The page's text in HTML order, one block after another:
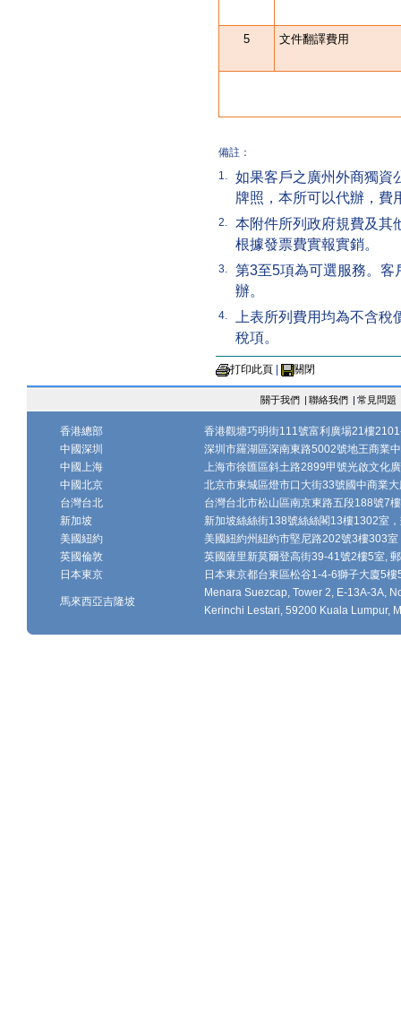
5 文件翻譯費用
備註：
1.
如果客戶之廣州外商獨資
牌照，本所可以代辦，費
2.
本附件所列政府規費及其
根據發票費實報實銷。
3.
第3至5項為可選服務。客
辦。
4.
上表所列費用均為不含
稅項。
打印此頁 關閉
關于我們 | 聯絡我們 | 常見問題
香港總部
香港觀塘巧明街111號富利廣場21樓
中國深圳
深圳市羅湖區深南東路5002號地王商業
中國上海
上海市徐匯區斜土路2899甲號光啟文化
中國北京
北京市東城區燈市口大街33號國中商業
台灣台北
台灣台北市松山區南京東路五段188號7
新加坡
新加坡絲絲街138號絲絲閣13樓1302室
美國紐約
美國紐約州紐約市堅尼路202號3樓303
英國倫敦
英國薩里新莫爾登高街39-41號2樓5室,
日本東京
日本東京都台東區松谷1-4-6獅子大廈5
馬來西亞吉隆坡
Menara Suezcap, Tower 2, E-13A-3A,
Kerinchi Lestari, 59200 Kuala Lumpur,